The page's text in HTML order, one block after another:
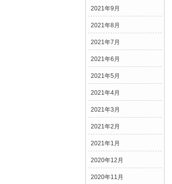
2021年9月
2021年8月
2021年7月
2021年6月
2021年5月
2021年4月
2021年3月
2021年2月
2021年1月
2020年12月
2020年11月